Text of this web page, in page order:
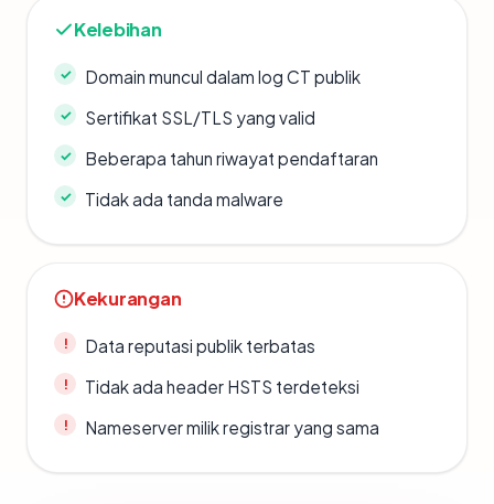
Kelebihan
Domain muncul dalam log CT publik
Sertifikat SSL/TLS yang valid
Beberapa tahun riwayat pendaftaran
Tidak ada tanda malware
Kekurangan
Data reputasi publik terbatas
Tidak ada header HSTS terdeteksi
Nameserver milik registrar yang sama